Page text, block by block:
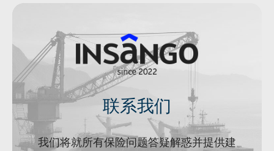
联系我们
我们将就所有保险问题答疑解惑并提供建